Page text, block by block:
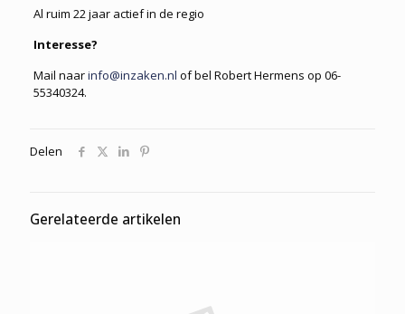
Al ruim 22 jaar actief in de regio
Interesse?
Mail naarinfo@inzaken.nl of bel Robert Hermens op 06-
55340324.
Delen
Gerelateerde artikelen